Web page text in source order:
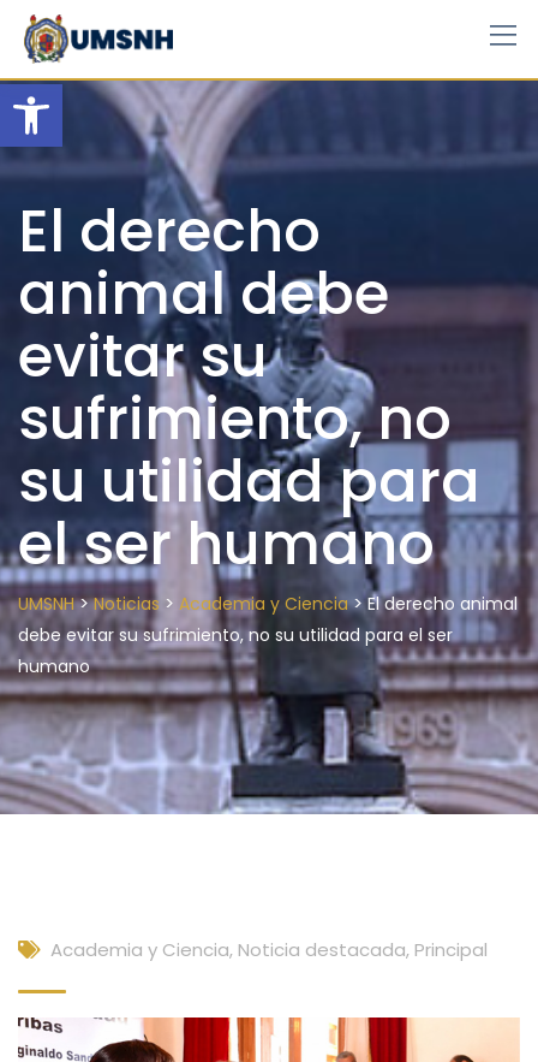
Open toolbar
Skip
content
El derecho
animal debe
evitar su
sufrimiento, no
su utilidad para
el ser humano
UMSNH>Noticias > Academia y Ciencia>El derecho animal
debe evitar su sufrimiento, no su utilidad para el ser
humano
Academia y Ciencia, Noticia destacada, Principal